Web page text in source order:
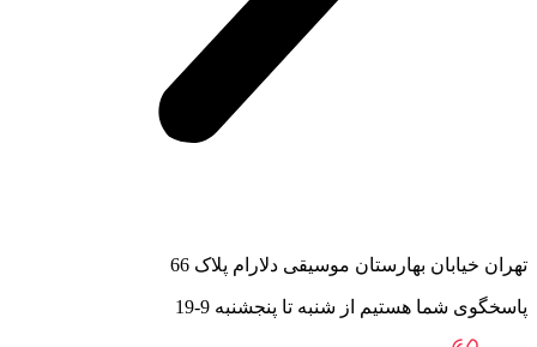
تهران خیابان بهارستان موسیقی دلارام پلاک 66
پاسخگوی شما هستیم از شنبه تا پنجشنبه 9-19